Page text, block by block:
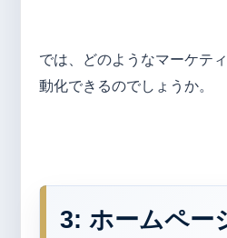
では、どのようなマーケテ
動化できるのでしょうか。
3: ホームペー